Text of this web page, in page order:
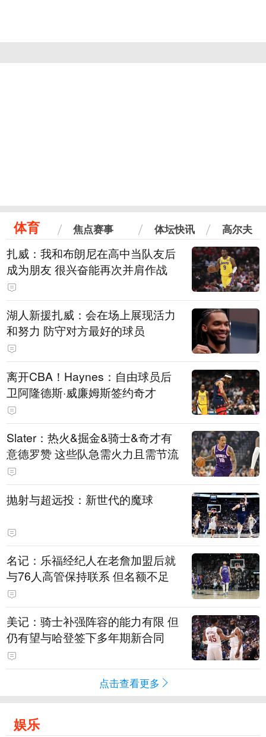
体育 焦点赛事 体坛快讯 高尔夫
扎威：我和布朗尼在高中当队友后
成为朋友 很兴奋能再次并肩作战
湖人新援扎威：会在场上展现活力
和努力 防守对方最好的球员
离开CBA！Haynes：自由球员后
卫阿隆德斯·威廉姆斯签约奇才
Slater：热火&掘金&骑士&奇才有
意德罗赞 这些队急需火力且需节流
抛射与超远投：新世代的魔球
名记：乐福经纪人在老詹加盟后就
与76人高管保持联系 但名额不足
美记：骑士补强阵容的能力有限 但
仍有望与哈登签下多年期新合同
点击查看更多
娱乐